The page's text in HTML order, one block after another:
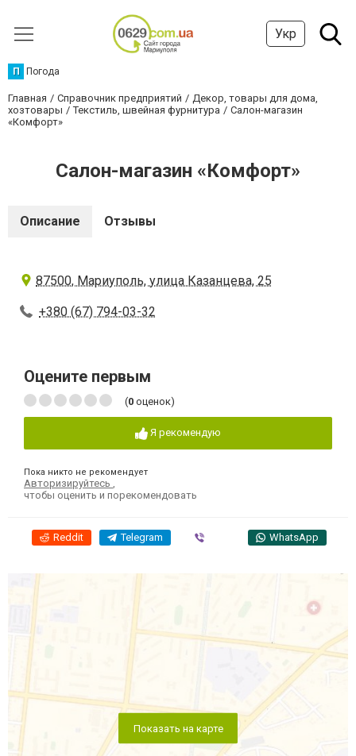
Укр
П Погода
Главная Справочник предприятий
Декор, товары для дома,
хозтовары
Текстиль, швейная фурнитура
Салон-магазин
«Комфорт»
Салон-магазин «Комфорт»
Описание Отзывы
87500, Мариуполь, улица Казанцева, 25
+380 (67) 794-03-32
Оцените первым
(0 оценок)
Я рекомендую
Пока никто не рекомендует
Авторизируйтесь
чтобы оценить и порекомендовать
Reddit Telegram WhatsApp
Показать на карте